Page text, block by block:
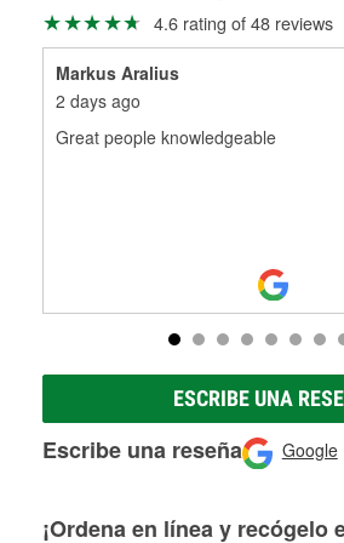
Herramientas de O'Reilly
pueden ser reutilizados, podemos
partes de reemplazo correctas para tu
Rectificación de tambores y discos de
4.6 rating of 48 reviews
Markus Aralius
2 days ago
Great people knowledgeable
ESCRIBE UNA
Escribe una reseña Google
¡Ordena en línea y recógelo